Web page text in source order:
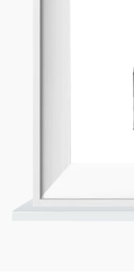
宁波生产基地
阶段；在G60
国总冠军，并
新材料领袖榜
抓住时代风口